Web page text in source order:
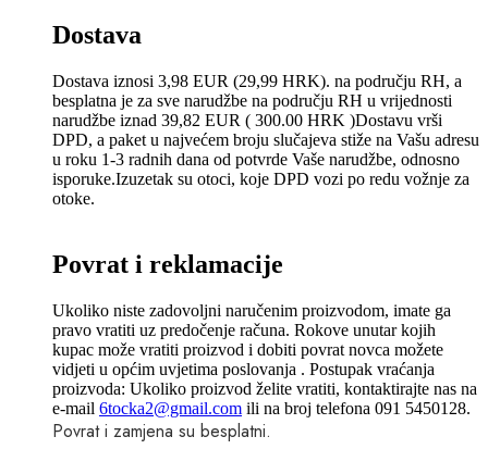
Dostava
Dostava iznosi 3,98 EUR (29,99 HRK). na području RH, a
besplatna je za sve narudžbe na području RH u vrijednosti
narudžbe iznad 39,82 EUR ( 300.00 HRK )Dostavu vrši
DPD, a paket u najvećem broju slučajeva stiže na Vašu adresu
u roku 1-3 radnih dana od potvrde Vaše narudžbe, odnosno
isporuke.Izuzetak su otoci, koje DPD vozi po redu vožnje za
otoke.
Povrat i reklamacije
Ukoliko niste zadovoljni naručenim proizvodom, imate ga
pravo vratiti uz predočenje računa. Rokove unutar kojih
kupac može vratiti proizvod i dobiti povrat novca možete
vidjeti u općim uvjetima poslovanja . Postupak vraćanja
proizvoda: Ukoliko proizvod želite vratiti, kontaktirajte nas na
e-mail 6tocka2@gmail.com ili na broj telefona 091 5450128.
Povrat i zamjena su besplatni.